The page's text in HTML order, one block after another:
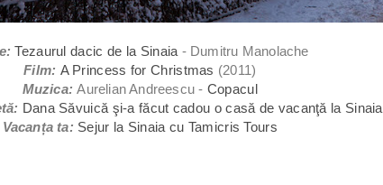
Tezaurul dacic de la Sinaia - Dumitru Manolache
Film: A Princess for Christmas (2011)
Muzica: Aurelian Andreescu - Copacul
Dana Săvuică şi-a făcut cadou o casă de vacanţă la Sinaia
Vacanța ta: Sejur la Sinaia cu Tamicris Tours